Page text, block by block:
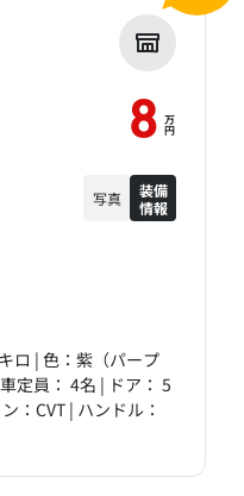
ロ | 色：紫（パープ
定員： 4名 | ドア： 5
：CVT | ハンドル：
8 万
円
写真
装備
情報